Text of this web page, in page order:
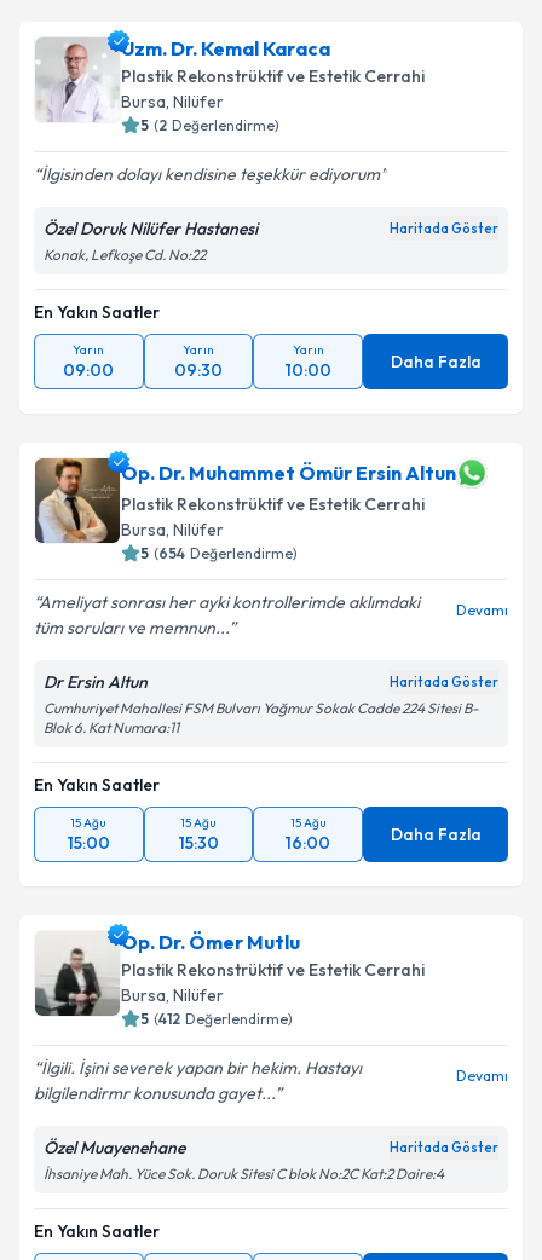
Uzm. Dr. Kemal Karaca
Plastik Rekonstrüktif ve Estetik Cerrahi
Bursa, Nilüfer
5 (2 Değerlendirme)
İlgisinden dolayı kendisine teşekkür ediyorum
Özel Doruk Nilüfer Hastanesi Haritada Göster
Konak, Lefkoşe Cd. No:22
En Yakın Saatler
Yarın
09:00
Yarın
09:30
Yarın
10:00 Daha Fazla
Op. Dr. Muhammet Ömür Ersin Altun
Plastik Rekonstrüktif ve Estetik Cerrahi
Bursa, Nilüfer
5 (654 Değerlendirme)
Ameliyat sonrası her ayki kontrollerimde aklımdaki
tüm soruları ve memnun...
Devamı
Dr Ersin Altun Haritada Göster
Cumhuriyet Mahallesi FSM Bulvarı Yağmur Sokak Cadde 224 Sitesi B-
Blok 6. Kat Numara:11
En Yakın Saatler
15 Ağu
15:00
15 Ağu
15:30
15 Ağu
16:00 Daha Fazla
Op. Dr. Ömer Mutlu
Plastik Rekonstrüktif ve Estetik Cerrahi
Bursa, Nilüfer
5 (412 Değerlendirme)
İlgili. İşini severek yapan bir hekim. Hastayı
bilgilendirmr konusunda gayet...
Devamı
Özel Muayenehane Haritada Göster
İhsaniye Mah. Yüce Sok. Doruk Sitesi C blok No:2C Kat:2 Daire:4
En Yakın Saatler